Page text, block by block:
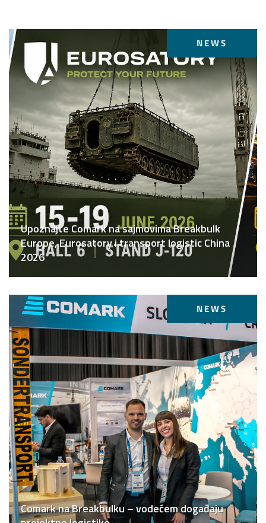
NEWS
Upoznajte Comark na sajmovima Breakbulk
Europe, Eurosatory i transport logistic China
2026
NEWS
Comark na Breakbulku – vodećem događaju